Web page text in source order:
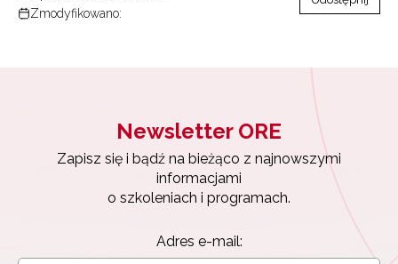
Zmodyfikowano:
Newsletter ORE
Zapisz się i bądź na bieżąco z najnowszymi
informacjami
o szkoleniach i programach.
Adres e-mail: